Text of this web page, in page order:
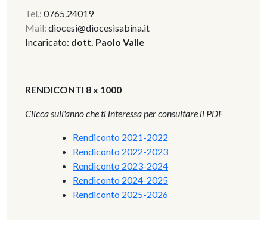
Tel.: 0765.24019
Mail: diocesi@diocesisabina.it
Incaricato: dott. Paolo Valle
RENDICONTI 8 x 1000
Clicca sull'anno che ti interessa per consultare il PDF
Rendiconto 2021-2022
Rendiconto 2022-2023
Rendiconto 2023-2024
Rendiconto 2024-2025
Rendiconto 2025-2026